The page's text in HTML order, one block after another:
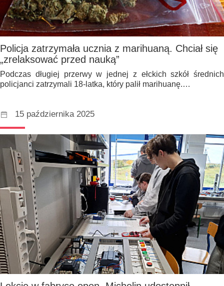
Policja zatrzymała ucznia z marihuaną. Chciał się
„zrelaksować przed nauką”
Podczas długiej przerwy w jednej z ełckich szkół średnich
policjanci zatrzymali 18-latka, który palił marihuanę.…
15 października 2025